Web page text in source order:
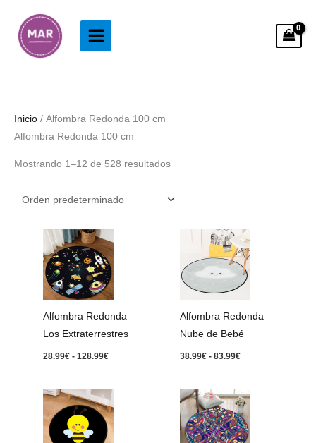
contenido
Inicio / Alfombra Redonda 100 cm
Alfombra Redonda 100 cm
Mostrando 1–12 de 528 resultados
Alfombra Redonda
Los Extraterrestres
28.99€ - 128.99€
de
desde
28.99€
hasta
128.99€
Alfombra Redonda
Nube de Bebé
38.99€ - 83.99€
Rango
de
precios:
desde
38.99€
hasta
Rango
de
precios:
desde
28.99€
Rango
de
precios:
desde
38.99€